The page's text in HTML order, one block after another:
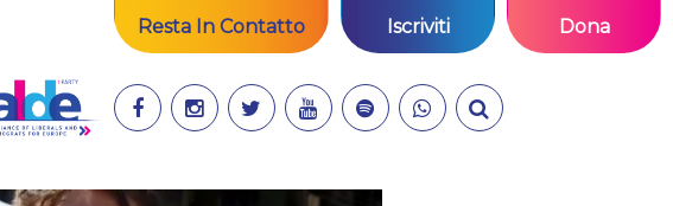
Resta In Contatto Iscriviti Dona